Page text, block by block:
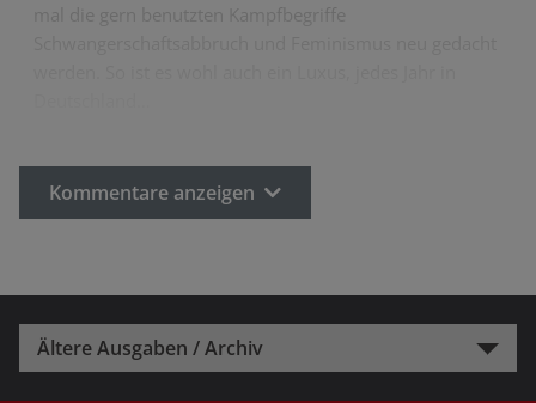
Kommentare anzeigen
Ältere Ausgaben / Archiv